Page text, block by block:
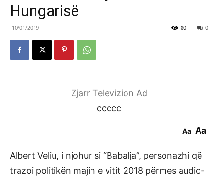
Hungarisë
10/01/2019 0
80
Zjarr Televizion Ad
ccccc
Aa Aa
Albert Veliu, i njohur si “Babalja”, personazhi që
trazoi politikën majin e vitit 2018 përmes audio-